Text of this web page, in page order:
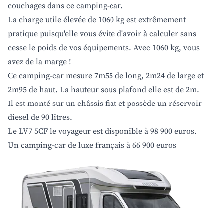
couchages dans ce camping-car.
La charge utile élevée de 1060 kg est extrêmement
pratique puisqu'elle vous évite d'avoir à calculer sans
cesse le poids de vos équipements. Avec 1060 kg, vous
avez de la marge !
Ce camping-car mesure 7m55 de long, 2m24 de large et
2m95 de haut. La hauteur sous plafond elle est de 2m.
Il est monté sur un châssis fiat et possède un réservoir
diesel de 90 litres.
Le LV7 5CF le voyageur est disponible à 98 900 euros.
Un camping-car de luxe français à 66 900 euros